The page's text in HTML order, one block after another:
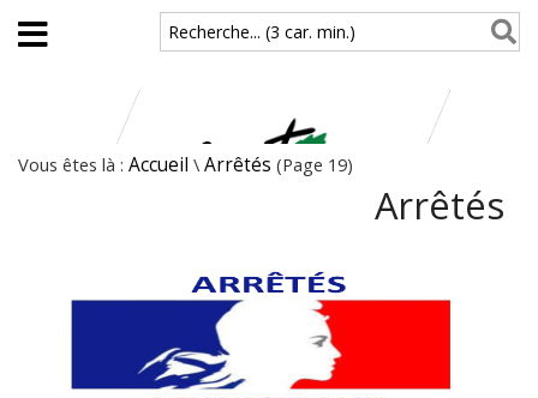
Aller au contenu principal
Recherche... (3 car. min.)
Vous êtes là : Accueil \ Arrêtés (Page 19)
Arrêtés